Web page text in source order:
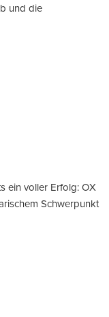
und die
ein voller Erfolg: OX
Schwerpunkt